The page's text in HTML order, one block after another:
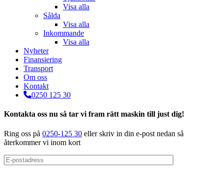
Visa alla
Sålda
Visa alla
Inkommande
Visa alla
Nyheter
Finansiering
Transport
Om oss
Kontakt
0250 125 30
Kontakta oss nu så tar vi fram rätt maskin till just dig!
Ring oss på 0250-125 30 eller skriv in din e-post nedan så
återkommer vi inom kort